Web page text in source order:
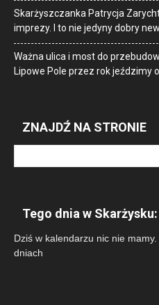
Skarżyszczanka Patrycja
imprezy. I to nie jedyny dobry
Ważna ulica i most do
Lipowe Pole przez rok jeździmy
ZNAJDŹ NA STRONIE
Tego dnia w Skarżysku:
Dziś w kalendarzu nic nie
dniach